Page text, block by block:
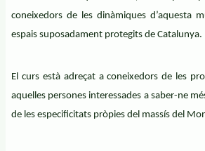
coneixedors de les dinàmiques d’aquesta
espais suposadament protegits de Catalunya.
El curs està adreçat a coneixedors de les
aquelles persones interessades a saber-ne
de les especificitats pròpies del massís del